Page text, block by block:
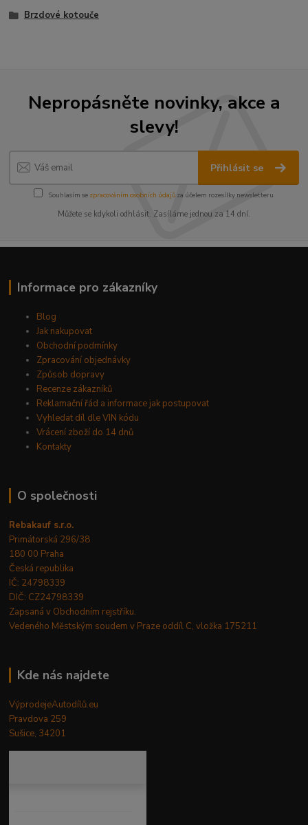
Brzdové kotouče
Nepropásněte novinky, akce a
slevy!
Přihlásit se
Souhlasím se zpracováním osobních údajůza účelem rozesílky newsletteru.
Můžete se kdykoli odhlásit. Zasíláme jednou za 14 dní.
Informace pro zákazníky
Blog
Jak nakupovat
Obchodní podmínky
Zpracování objednávky
Způsob dopravy
Recenze zákazníků
Reklamační řád a informace jak postupovat
Vyhledat díl dle VIN kódu
Vrácení zboží do 14 dnů
Kontakty
O společnosti
Rebakauf s.r.o.
Primátorská 296/38
180 00 Praha
Česká republika
IČ: 24798339
DIČ: CZ24798339
Zapsaná v Obchodním rejstříku.
Vedeného Městským soudem v Praze oddíl C, vložka 175211
Kde nás najdete
VýprodejeAutodílů.eu
Pravdova 259
Sušice, 34201